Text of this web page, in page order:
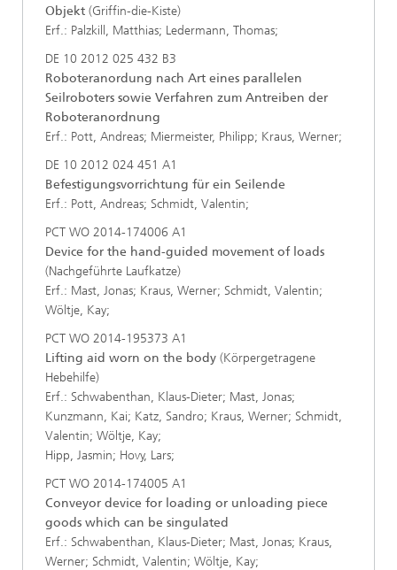
Objekt (Griffin-die-Kiste)
Erf.: Palzkill, Matthias; Ledermann, Thomas;
DE 10 2012 025 432 B3
Roboteranordung nach Art eines parallelen
Seilroboters sowie Verfahren zum Antreiben der
Roboteranordnung
Erf.: Pott, Andreas; Miermeister, Philipp; Kraus, Werner;
DE 10 2012 024 451 A1
Befestigungsvorrichtung für ein Seilende
Erf.: Pott, Andreas; Schmidt, Valentin;
PCT WO 2014-174006 A1
Device for the hand-guided movement of loads
(Nachgeführte Laufkatze)
Erf.: Mast, Jonas; Kraus, Werner; Schmidt, Valentin;
Wöltje, Kay;
PCT WO 2014-195373 A1
Lifting aid worn on the body (Körpergetragene
Hebehilfe)
Erf.: Schwabenthan, Klaus-Dieter; Mast, Jonas;
Kunzmann, Kai; Katz, Sandro; Kraus, Werner; Schmidt,
Valentin; Wöltje, Kay;
Hipp, Jasmin; Hovy, Lars;
PCT WO 2014-174005 A1
Conveyor device for loading or unloading piece
goods which can be singulated
Erf.: Schwabenthan, Klaus-Dieter; Mast, Jonas; Kraus,
Werner; Schmidt, Valentin; Wöltje, Kay;